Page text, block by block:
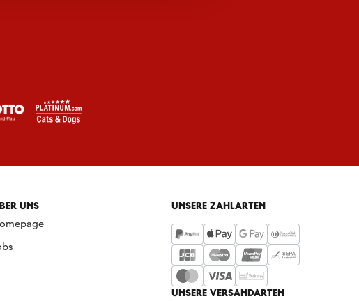
UNS
UNSERE ZAHLARTEN
UNSERE VERSANDARTEN